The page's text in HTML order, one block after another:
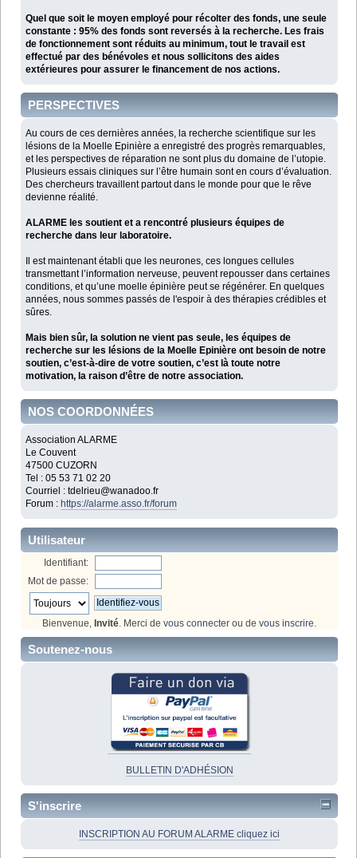
Quel que soit le moyen employé pour récolter des fonds, une seule
constante : 95% des fonds sont reversés à la recherche. Les frais
de fonctionnement sont réduits au minimum, tout le travail est
effectué par des bénévoles et nous sollicitons des aides
extérieures pour assurer le financement de nos actions.
PERSPECTIVES
Au cours de ces dernières années, la recherche scientifique sur les
lésions de la Moelle Epinière a enregistré des progrès remarquables,
et les perspectives de réparation ne sont plus du domaine de l’utopie.
Plusieurs essais cliniques sur l’être humain sont en cours d’évaluation.
Des chercheurs travaillent partout dans le monde pour que le rêve
devienne réalité.
ALARME les soutient et a rencontré plusieurs équipes de
recherche dans leur laboratoire.
Il est maintenant établi que les neurones, ces longues cellules
transmettant l’information nerveuse, peuvent repousser dans certaines
conditions, et qu’une moelle épinière peut se régénérer. En quelques
années, nous sommes passés de l'espoir à des thérapies crédibles et
sûres.
Mais bien sûr, la solution ne vient pas seule, les équipes de
recherche sur les lésions de la Moelle Epinière ont besoin de notre
soutien, c’est-à-dire de votre soutien, c’est là toute notre
motivation, la raison d’être de notre association.
NOS COORDONNÉES
Association ALARME
Le Couvent
47500 CUZORN
Tel : 05 53 71 02 20
Courriel : tdelrieu@wanadoo.fr
Forum :https://alarme.asso.fr/forum
Utilisateur
Identifiant:
Mot de passe:
Bienvenue, Invité. Merci de vous connecter ou de vous inscrire.
Soutenez-nous
BULLETIN D'ADHÉSION
S'inscrire
INSCRIPTION AU FORUM ALARME cliquez ici